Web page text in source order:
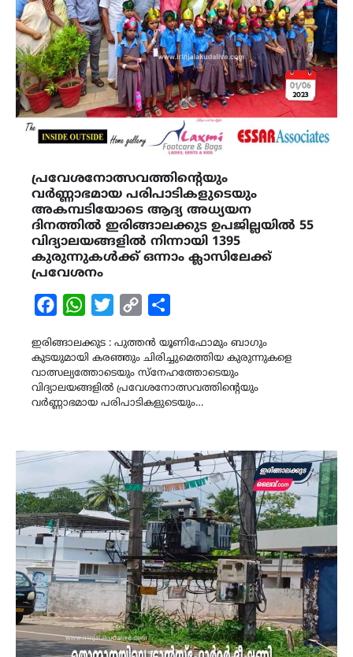
പ്രവേശനോത്സവത്തിന്‍റെയും
വർണ്ണാഭമായ പരിപാടികളുടെയും
അകമ്പടിയോടെ ആദ്യ അധ്യയന
ദിനത്തിൽ ഇരിങ്ങാലക്കുട ഉപജില്ലയിൽ 55
വിദ്യാലയങ്ങളിൽ നിന്നായി 1395
കുരുന്നുകൾക്ക് ഒന്നാം ക്ലാസിലേക്ക്
പ്രവേശനം
FacebookWhatsAppTwitterCopy
ഇരിങ്ങാലക്കുട : പുത്തൻ യൂണിഫോമും ബാഗും
കുടയുമായി കരഞ്ഞും ചിരിച്ചുമെത്തിയ കുരുന്നുകളെ
വാത്സല്യത്തോടെയും സ്നേഹത്തോടെയും
വിദ്യാലയങ്ങളിൽ പ്രവേശനോത്സവത്തിന്റെയും
വർണ്ണാഭമായ പരിപാടികളുടെയും…